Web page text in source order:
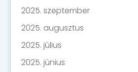
2025. szeptember
2025. augusztus
2025. július
2025. június